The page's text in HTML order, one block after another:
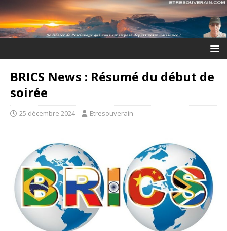
BRICS News : Résumé du début de
soirée
25 décembre 2024 Etresouverain